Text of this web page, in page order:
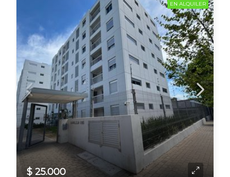
EN ALQUILER
$ 25.000